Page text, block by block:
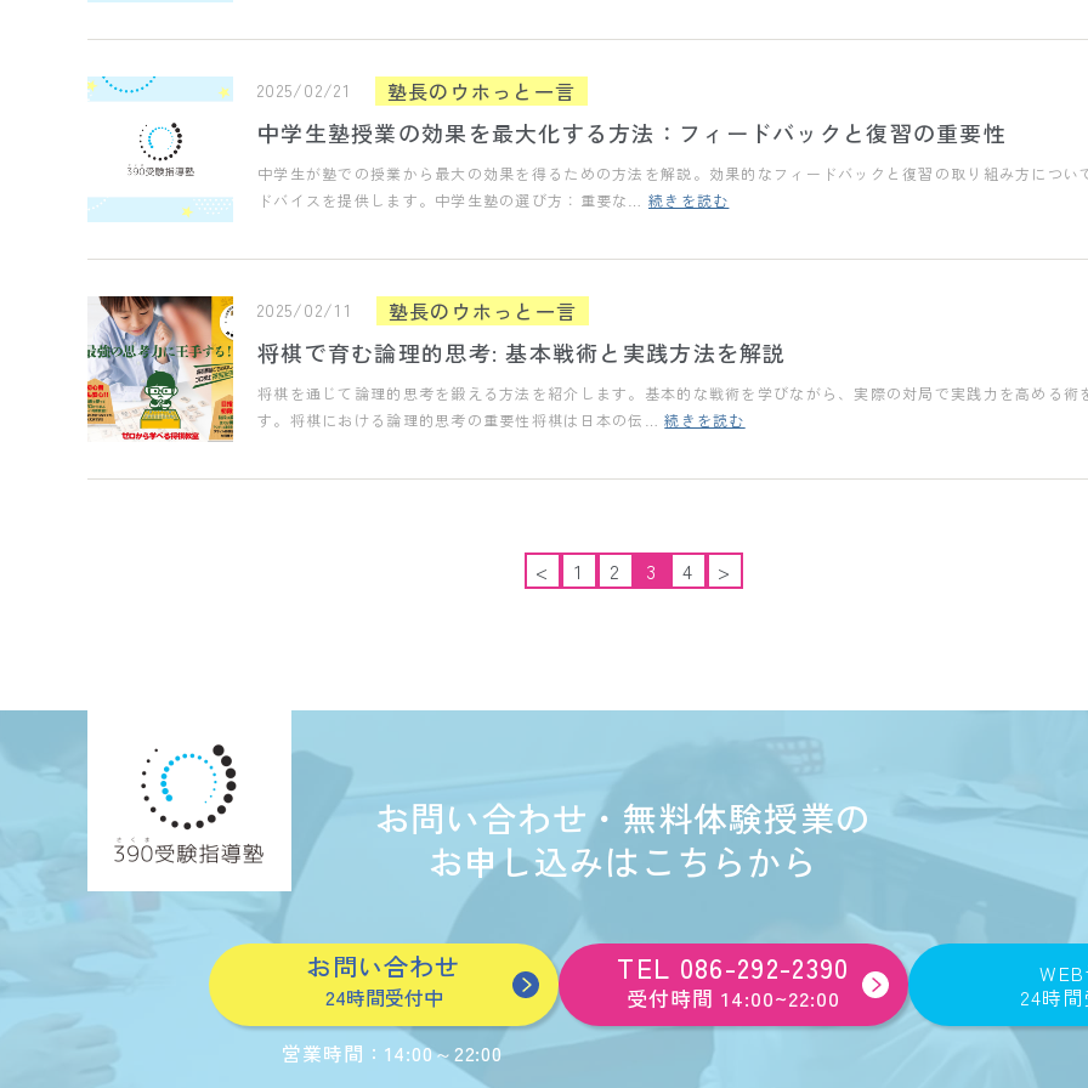
2025/02/21 塾長のウホっと一言
中学生塾授業の効果を最大化する方法：フィードバックと復習の重要性
中学生が塾での授業から最大の効果を得るための方法を解説。効果的なフィードバックと復習の取り組み方につい
ドバイスを提供します。中学生塾の選び方：重要な… 続きを読む
2025/02/11 塾長のウホっと一言
将棋で育む論理的思考: 基本戦術と実践方法を解説
将棋を通じて論理的思考を鍛える方法を紹介します。基本的な戦術を学びながら、実際の対局で実践力を高める術
す。将棋における論理的思考の重要性将棋は日本の伝…続きを読む
< 1 2 3 4 >
お問い合わせ・無料体験授業の
お申し込みはこちらから
お問い合わせ
24時間受付中
TEL 086-292-2390
受付時間 14:00~22:00
24時
営業時間： 14:00～22:00